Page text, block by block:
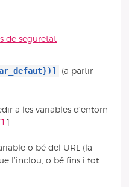
de seguretat
(a partir
a les variables d’entorn
1 ]
o bé del URL (la
l’inclou, o bé fins i tot